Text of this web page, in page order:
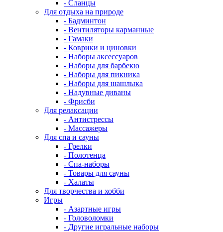
- Сланцы
Для отдыха на природе
- Бадминтон
- Вентиляторы карманные
- Гамаки
- Коврики и циновки
- Наборы аксессуаров
- Наборы для барбекю
- Наборы для пикника
- Наборы для шашлыка
- Надувные диваны
- Фрисби
Для релаксации
- Антистрессы
- Массажеры
Для спа и сауны
- Грелки
- Полотенца
- Спа-наборы
- Товары для сауны
- Халаты
Для творчества и хобби
Игры
- Азартные игры
- Головоломки
- Другие игральные наборы